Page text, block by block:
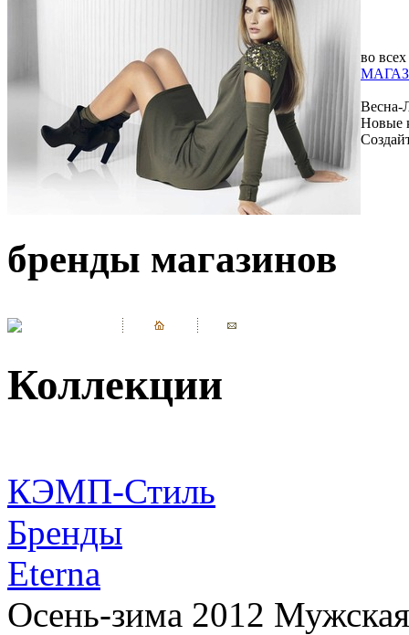
во всех
Весна-
Новые
бренды магазинов
Коллекции
КЭМП-Стиль
Бренды
Eterna
Осень-зима 2012